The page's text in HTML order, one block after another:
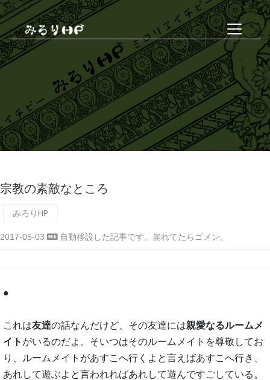
宗教の素敵なところ
みろりHP
2017-05-03 自動移設した記事です。崩れてたらゴメン。
●
これは友達の話なんだけど、その友達には親愛なるルームメ
イト がいるのだよ。そいつはそのルームメイトを尊敬してお
り、ルームメイトがあすこへ行くよと言えばあすこへ行き、
あれして遊ぶよと言われればあれして遊んですごしている。